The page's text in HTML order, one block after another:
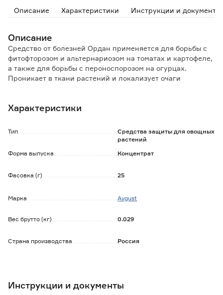
Описание Характеристики Инструкции и документы
Описание
Средство от болезней Ордан применяется для борьбы с
фитофторозом и альтернариозом на томатах и картофеле,
а также для борьбы с пероноспорозом на огурцах.
Проникает в ткани растений и локализует очаги
искореняющими свойствами.
Преимущества:
- в составе 2 активных вещества с различным механизмом
- не вызывает привыкания у возбудителей болезней.
Характеристики
Тип
Средства защиты для овощных
растений
Форма выпуска
Концентрат
Фасовка (г) 25
Марка Avgust
Вес брутто (кг) 0.029
Страна производства Россия
Инструкции и документы